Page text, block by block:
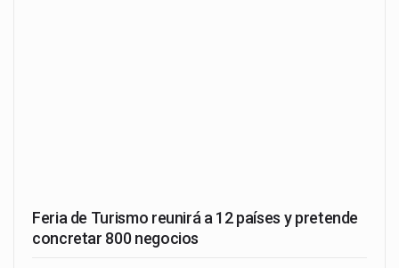
Feria de Turismo reunirá a 12 países y pretende
concretar 800 negocios